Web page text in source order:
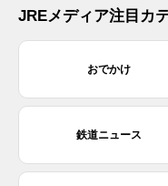
JREメディア注目カ
おでかけ
鉄道ニュース